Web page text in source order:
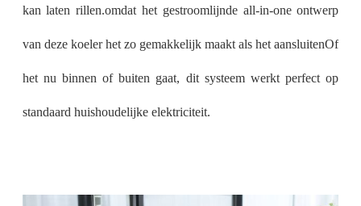
kan laten rillen.omdat het gestroomlijnde all-in-one ontwerp
van deze koeler het zo gemakkelijk maakt als het aansluitenOf
het nu binnen of buiten gaat, dit systeem werkt perfect op
standaard huishoudelijke elektriciteit.